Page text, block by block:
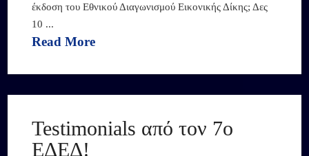
έκδοση του Εθνικού Διαγωνισμού Εικονικής Δίκης; Δες
10 ...
Read More
Testimonials από τον 7ο
ΕΔΕΔ!